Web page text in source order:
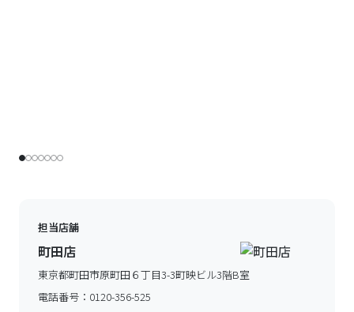
担当店舗
町田店
東京都町田市原町田６丁目3-3町映ビル3階B室
電話番号： 0120-356-525